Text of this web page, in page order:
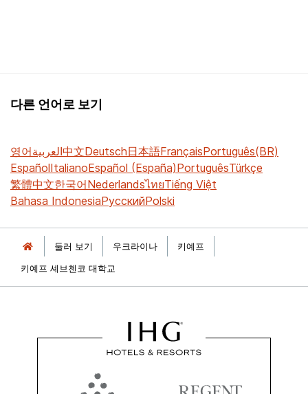
다른 언어로 보기
영어العربية中文Deutsch日本語FrançaisPortuguês(BR)
EspañolItalianoEspañol (España)PortuguêsTürkçe
繁體中文한국어NederlandsไทยTiếng Việt
Bahasa IndonesiaРусскийPolski
둘러 보기 우크라이나
키예프
키예프 셰브첸코 대학교